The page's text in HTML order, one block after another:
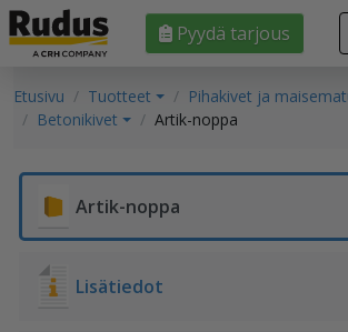
Pyydä tarjous
Etusivu Tuotteet
Pihakivet ja
Betonikivet
Artik-noppa
Artik-noppa
Lisätiedot